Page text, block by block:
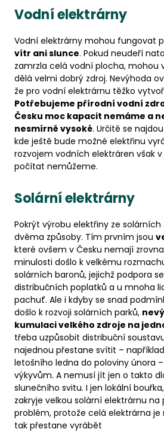
Vodní elektrárny
Vodní elektrárny mohou fungovat
vítr ani slunce. Pokud neudeří
zamrzla celá vodní plocha, mohou
dělá velmi dobrý zdroj. Nevýhoda
že pro vodní elektrárnu těžko
Potřebujeme přírodní vodní
Česku moc kapacit nemáme a
nesmírně vysoké. Určitě se
kde ještě bude možné elektřinu
rozvojem vodních elektráren však
počítat nemůžeme.
Solární elektrárny
Pokrýt výrobu elektřiny ze
dvěma způsoby. Tím prvním jsou
které ovšem v Česku nemají
minulosti došlo k velkému
solárních baronů, jejichž podpora
distribučních poplatků a u mnoha
pachuť. Ale i kdyby se snad
došlo k rozvoji solárních parků,
kumulaci velkého zdroje na
třeba uzpůsobit distribuční
najednou přestane svítit –
letošního ledna do poloviny února
výkyvům. A nemusí jít jen o takto
slunečního svitu. I jen lokální
zakryje velkou solární elektrárnu na
problém, protože celá elektrárna
tak přestane vyrábět